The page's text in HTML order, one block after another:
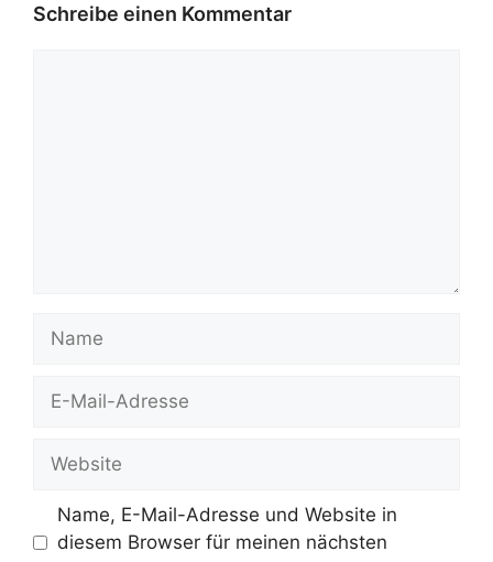
Schreibe einen Kommentar
Mail-
Name, E-Mail-Adresse und Website in
diesem Browser für meinen nächsten